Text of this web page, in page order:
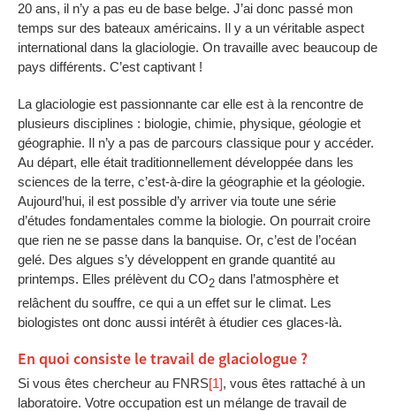
20 ans, il n’y a pas eu de base belge. J’ai donc passé mon
temps sur des bateaux américains. Il y a un véritable aspect
international dans la glaciologie. On travaille avec beaucoup de
pays différents. C’est captivant !
La glaciologie est passionnante car elle est à la rencontre de
plusieurs disciplines : biologie, chimie, physique, géologie et
géographie. Il n’y a pas de parcours classique pour y accéder.
Au départ, elle était traditionnellement développée dans les
sciences de la terre, c’est-à-dire la géographie et la géologie.
Aujourd’hui, il est possible d’y arriver via toute une série
d’études fondamentales comme la biologie. On pourrait croire
que rien ne se passe dans la banquise. Or, c’est de l’océan
gelé. Des algues s’y développent en grande quantité au
printemps. Elles prélèvent du CO2 dans l’atmosphère et
relâchent du souffre, ce qui a un effet sur le climat. Les
biologistes ont donc aussi intérêt à étudier ces glaces-là.
En quoi consiste le travail de glaciologue ?
Si vous êtes chercheur au FNRS[1], vous êtes rattaché à un
laboratoire. Votre occupation est un mélange de travail de